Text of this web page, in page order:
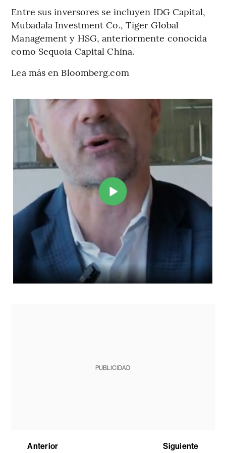
Entre sus inversores se incluyen IDG Capital,
Mubadala Investment Co., Tiger Global
Management y HSG, anteriormente conocida
como Sequoia Capital China.
Lea más en Bloomberg.com
PUBLICIDAD
Anterior Siguiente